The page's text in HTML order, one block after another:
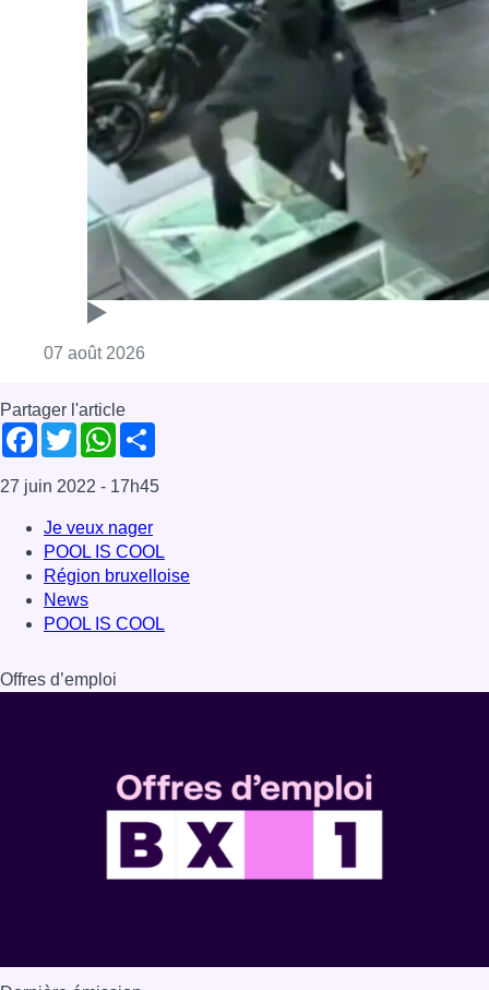
07 août 2026Consulter l'article "Deux mineurs
Partager l'article
Facebook
TwitterWhatsApp
Share
27 juin 2022 - 17h45
Je veux nager
POOL IS COOL
Région bruxelloise
News
POOL IS COOL